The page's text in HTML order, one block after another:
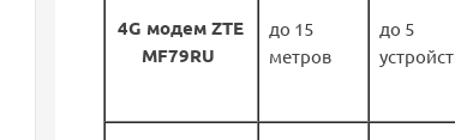
4G модем ZTE
MF79RU
до 15
метров
до 5